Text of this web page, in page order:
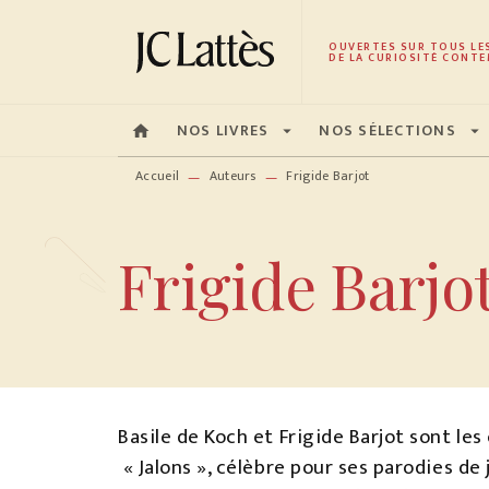
MENU RECHERCHE CONTENU
OUVERTES SUR TOUS
DE LA CURIOSITÉ
home NOS LIVRES arrow_drop_down NOS SÉLECTIONS arrow_drop_down
Accueil — Auteurs — Frigide Barjot
Frigide
Basile de Koch et Frigide Barjot sont
« Jalons », célèbre pour ses parodies de